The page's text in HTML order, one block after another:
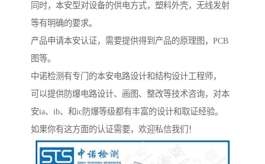
同时，本安型对设备的供电方式，塑料外壳，无线发射
等有明确的要求。
产品申请本安认证，需要提供得到产品的原理图，PCB
图等。
中诺检测有专门的本安电路设计和结构设计工程师，
可以提供防爆电路设计、画图、整改等技术咨询，对本
安ia、ib、和ic防爆等级都有丰富的设计和取证经验。
如果你有这方面的认证需要，欢迎私信我们！